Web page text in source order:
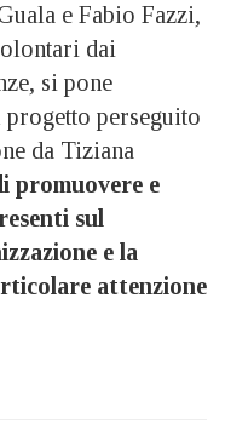
e Fabio Fazzi,
dai
si pone
perseguito
da Tiziana
promuovere e
sul
e la
attenzione